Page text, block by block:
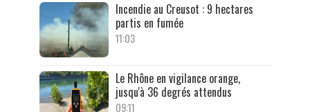
Incendie au Creusot : 9 hectares
partis en fumée
11:03
Le Rhône en vigilance orange,
jusqu'à 36 degrés attendus
09:11